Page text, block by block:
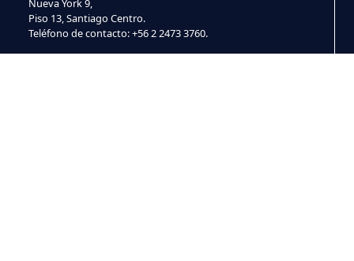
Nueva York 9,
Piso 13, Santiago Centro.
Teléfono de contacto: +56 2 2473 3760.